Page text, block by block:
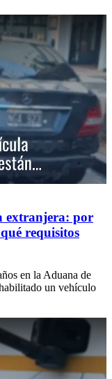
de vehículos con
extranjera: por
requisitos
en la Aduana de
un vehículo